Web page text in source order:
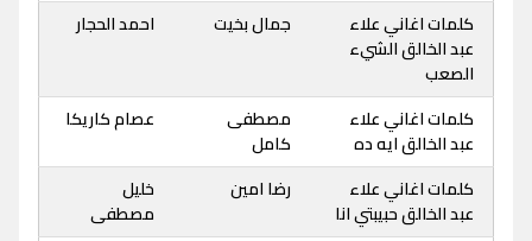
كلمات اغاني علاء
عبد الخالق الشيء
الصعب
جمال بخيت احمد الحجار
كلمات اغاني علاء
عبد الخالق ايه ده
مصطفى
كامل
عصام كاريكا
كلمات اغاني علاء
عبد الخالق حبيبتي انا
رضا امين
خليل
مصطفى